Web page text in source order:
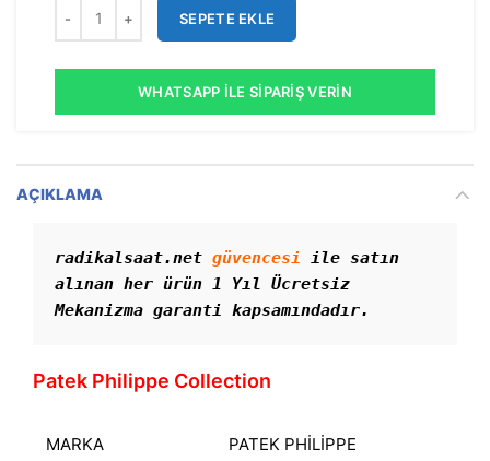
SEPETE EKLE
WHATSAPP İLE SIPARIŞ VERIN
AÇIKLAMA
radikalsaat.net güvencesi ile satın
alınan her ürün 1 Yıl Ücretsiz
Mekanizma garanti kapsamındadır.
Patek Philippe Collection
MARKA PATEK PHİLİPPE